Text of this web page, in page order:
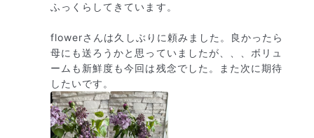
ふっくらしてきています。
flowerさんは久しぶりに頼みました。良かったら
母にも送ろうかと思っていましたが、、、ボリュ
ームも新鮮度も今回は残念でした。また次に期待
したいです。